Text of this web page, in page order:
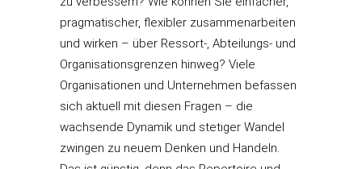
pragmatischer, flexibler zusammenarbeiten
und wirken – über Ressort-, Abteilungs- und
Organisationsgrenzen hinweg? Viele
Organisationen und Unternehmen befassen
sich aktuell mit diesen Fragen – die
wachsende Dynamik und stetiger Wandel
zwingen zu neuem Denken und Handeln.